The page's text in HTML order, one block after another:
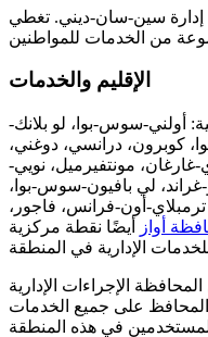
سين-سان-ديني. تغطي
الإقليم والخدمات
أولني-سوس-بوا، لو بلانك-
كوبرون، درانسي، دوغني،
مونتفيرميل، نويي-
لي بافيون-سوس-بوا،
أون-فرانس، فاجور،
أواز
أيضًا نقطة مركزية
الإجراءات الإدارية
المحافظ على جميع الخدمات